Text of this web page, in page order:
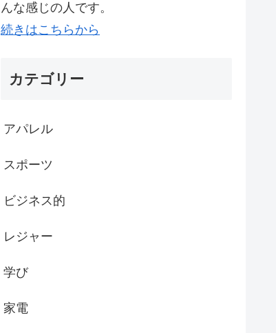
んな感じの人です。
続きはこちらから
カテゴリー
アパレル
スポーツ
ビジネス的
レジャー
学び
家電